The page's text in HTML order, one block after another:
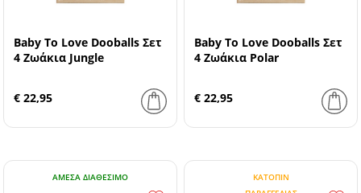
Baby To Love Dooballs Σετ
4 Ζωάκια Jungle
€ 22,95
Baby To Love Dooballs Σετ
4 Ζωάκια Polar
€ 22,95
ΆΜΕΣΑ ΔΙΑΘΈΣΙΜΟ
ΚΑΤΌΠΙΝ